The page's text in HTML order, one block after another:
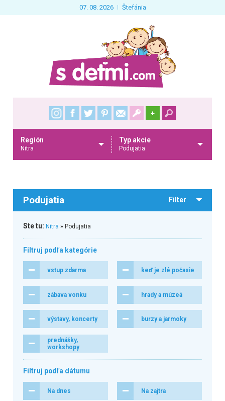
07. 08. 2026 Štefánia
+
Región
Nitra
Typ akcie
Podujatia
Podujatia Filter
Ste tu: Nitra » Podujatia
Filtruj podľa kategórie
vstup zdarma keď je zlé počasie
zábava vonku hrady a múzeá
výstavy, koncerty burzy a jarmoky
prednášky,
workshopy
Filtruj podľa dátumu
Na dnes Na zajtra